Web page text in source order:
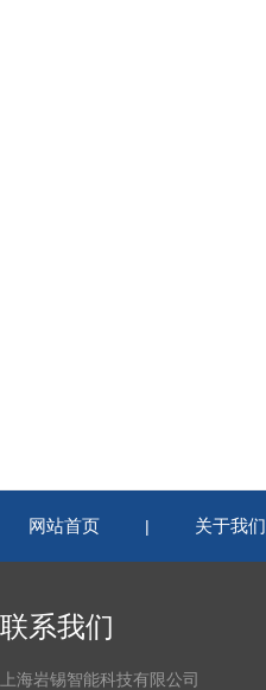
网站首页 | 关于我们
联系我们
上海岩锡智能科技有限公司